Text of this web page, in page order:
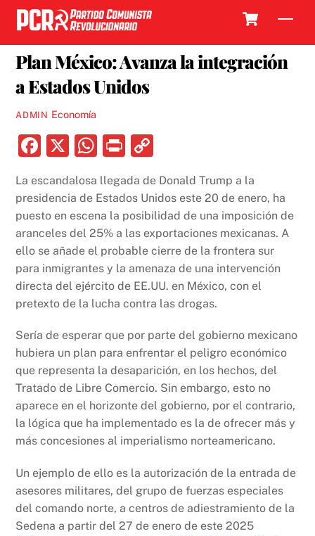
Skip
content
Plan México: Avanza la integración
a Estados Unidos
ADMIN Economía
F
c
e
b
o
o
k
X
W
at
s
A
p
p
P
nt p
y
Li
n
k
La escandalosa llegada de Donald Trump a la
presidencia de Estados Unidos este 20 de enero, ha
puesto en escena la posibilidad de una imposición de
aranceles del 25% a las exportaciones mexicanas. A
ello se añade el probable cierre de la frontera sur
para inmigrantes y la amenaza de una intervención
directa del ejército de EE.UU. en México, con el
pretexto de la lucha contra las drogas.
Sería de esperar que por parte del gobierno mexicano
hubiera un plan para enfrentar el peligro económico
que representa la desaparición, en los hechos, del
Tratado de Libre Comercio. Sin embargo, esto no
aparece en el horizonte del gobierno, por el contrario,
la lógica que ha implementado es la de ofrecer más y
más concesiones al imperialismo norteamericano.
Un ejemplo de ello es la autorización de la entrada de
asesores militares, del grupo de fuerzas especiales
del comando norte, a centros de adiestramiento de la
Sedena a partir del 27 de enero de este 2025